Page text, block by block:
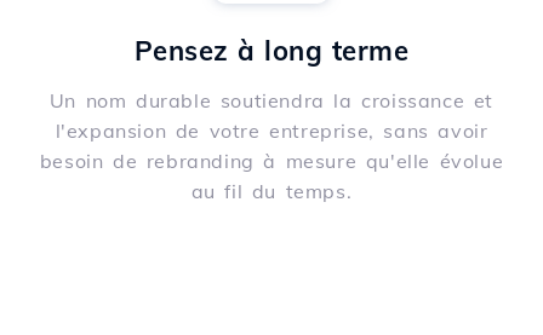
Pensez à long terme
Un nom durable soutiendra la croissance et
l'expansion de votre entreprise, sans avoir
besoin de rebranding à mesure qu'elle évolue
au fil du temps.